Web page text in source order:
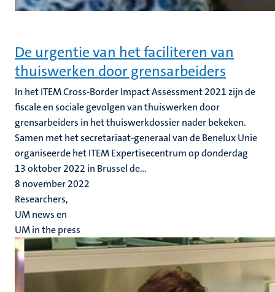
De urgentie van het faciliteren van
thuiswerken door grensarbeiders
In het ITEM Cross-Border Impact Assessment 2021 zijn de
fiscale en sociale gevolgen van thuiswerken door
grensarbeiders in het thuiswerkdossier nader bekeken.
Samen met het secretariaat-generaal van de Benelux Unie
organiseerde het ITEM Expertisecentrum op donderdag
13 oktober 2022 in Brussel de...
8 november 2022
Researchers,
UM news en
UM in the press